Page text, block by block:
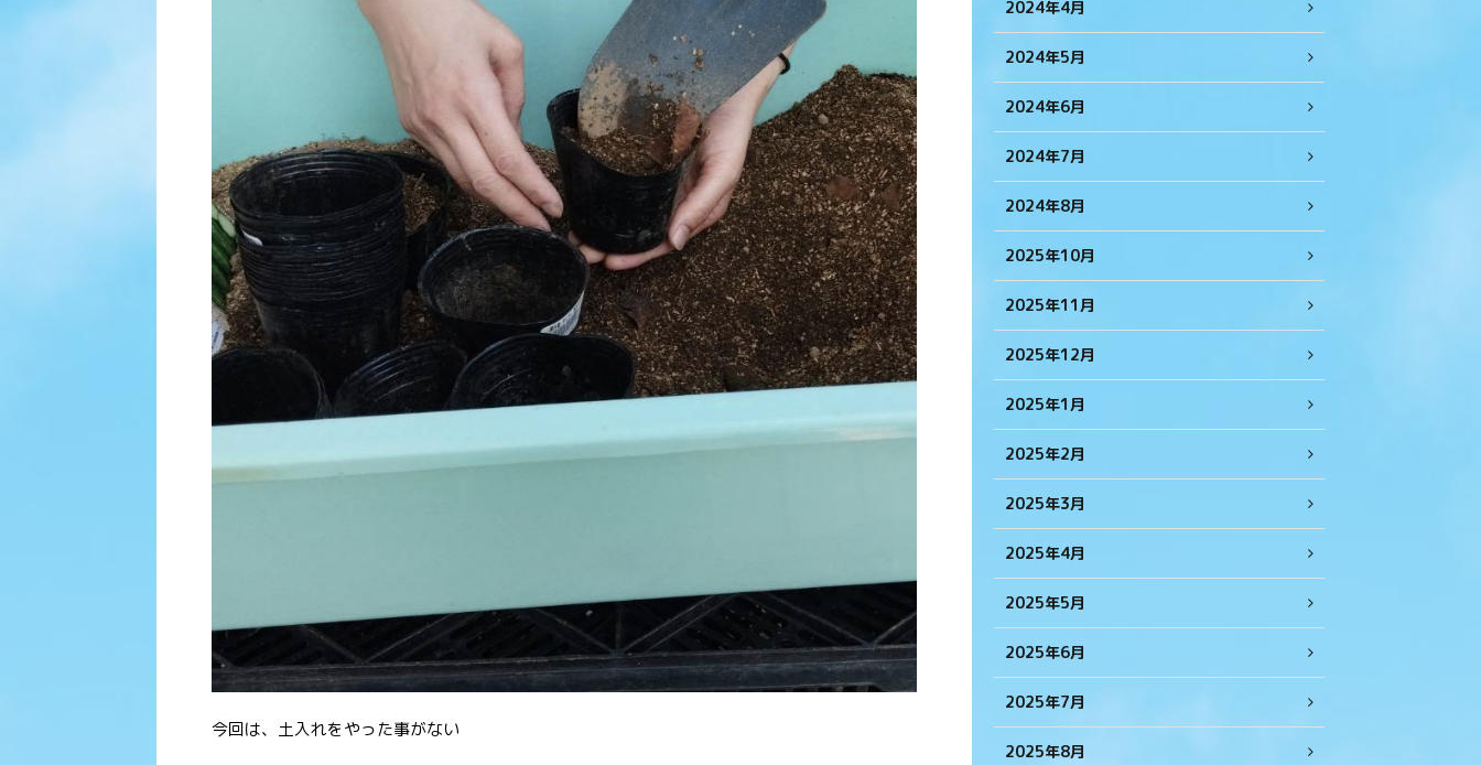
今回は、土入れをやった事がない
2024年4月
2024年5月
2024年6月
2024年7月
2024年8月
2025年10月
2025年11月
2025年12月
2025年1月
2025年2月
2025年3月
2025年4月
2025年5月
2025年6月
2025年7月
2025年8月